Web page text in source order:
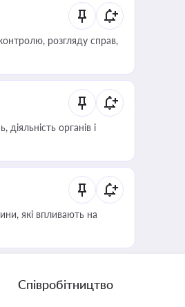
розгляду справ,
органів і
які впливають на
Співробітництво